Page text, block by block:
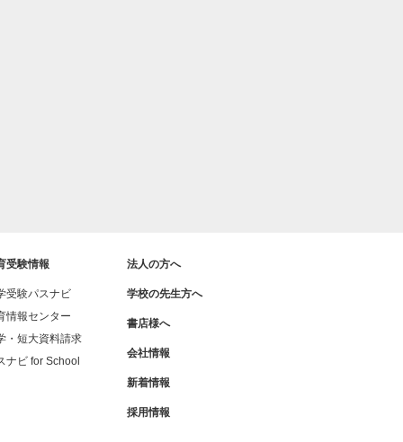
受験情報
受験パスナビ
情報センター
・短大資料請求
ナビ for School
法人の方へ
学校の先生方へ
書店様へ
会社情報
新着情報
採用情報